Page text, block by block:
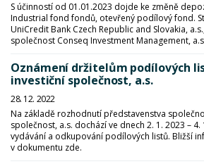
S účinností od 01.01.2023 dojde ke změně
Industrial fond fondů, otevřený podílový fond.
UniCredit Bank Czech Republic and Slovakia,
společnost Conseq Investment Management,
Oznámení držitelům podílových
investiční společnost, a.s.
28. 12. 2022
Na základě rozhodnutí představenstva
společnost, a.s. dochází ve dnech 2. 1. 2023 –
vydávání a odkupování podílových listů. Bližší
v dokumentu zde.